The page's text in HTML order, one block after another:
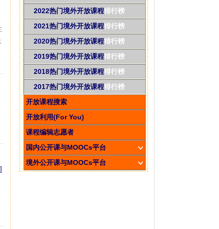
2022热门境外开放课程排行榜
2021热门境外开放课程排行榜
2020热门境外开放课程排行榜
2019热门境外开放课程排行榜
2018热门境外开放课程排行榜
2017热门境外开放课程排行榜
开放课程搜索
开放利用(For You)
课程编辑志愿者
国内公开课与MOOCs平台
境外公开课与MOOCs平台